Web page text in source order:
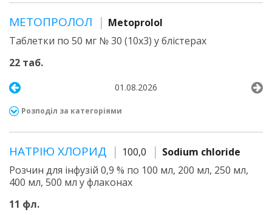
МЕТОПРОЛОЛ
Metoprolol
Таблетки по 50 мг № 30 (10х3) у блістерах
22 таб.
01.08.2026
Розподіл за категоріями
НАТРІЮ ХЛОРИД 100,0
Sodium chloride
Розчин для інфузій 0,9 % по 100 мл, 200 мл, 250 мл,
400 мл, 500 мл у флаконах
11 фл.